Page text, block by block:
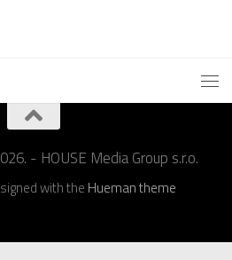
- HOUSE Media Group s.r.o.
with the Hueman theme